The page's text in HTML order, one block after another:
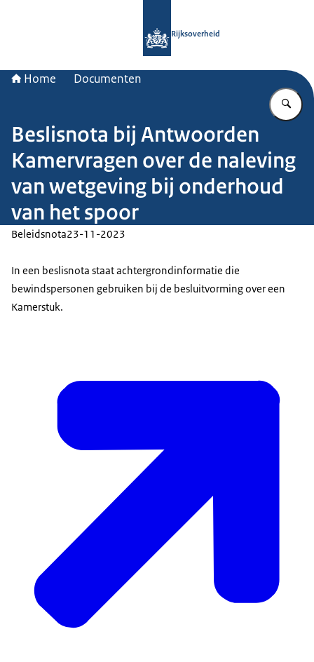
Rijksoverheid
Home Documenten
Beslisnota bij Antwoorden
Kamervragen over de naleving
van wetgeving bij onderhoud
van het spoor
Beleidsnota23-11-2023
In een beslisnota staat achtergrondinformatie die
bewindspersonen gebruiken bij de besluitvorming over een
Kamerstuk.